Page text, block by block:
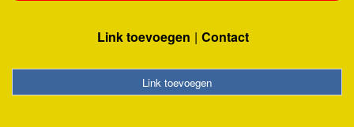
Link toevoegen Contact
Link toevoegen